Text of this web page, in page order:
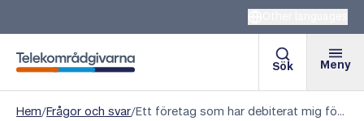
Telekområdgivarna
Sök Meny
Hem/Frågor och svar/ Ett företag som har debiterat mig för en betalteletjänst har erbjudit sig att betala tillbaka vad de debiterat. Hur ska återbetalningen gå till?